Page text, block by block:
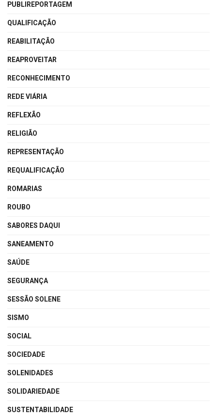
PUBLIREPORTAGEM
QUALIFICAÇÃO
REABILITAÇÃO
REAPROVEITAR
RECONHECIMENTO
REDE VIÁRIA
REFLEXÃO
RELIGIÃO
REPRESENTAÇÃO
REQUALIFICAÇÃO
ROMARIAS
ROUBO
SABORES DAQUI
SANEAMENTO
SAÚDE
SEGURANÇA
SESSÃO SOLENE
SISMO
SOCIAL
SOCIEDADE
SOLENIDADES
SOLIDARIEDADE
SUSTENTABILIDADE